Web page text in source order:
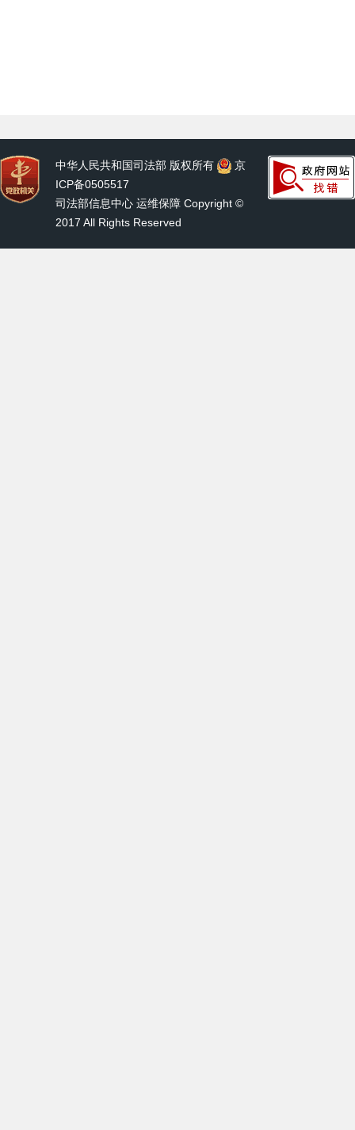
中华人民共和国司法部 版权所有
京
ICP备0505517
司法部信息中心 运维保障 Copyright ©
2017 All Rights Reserved